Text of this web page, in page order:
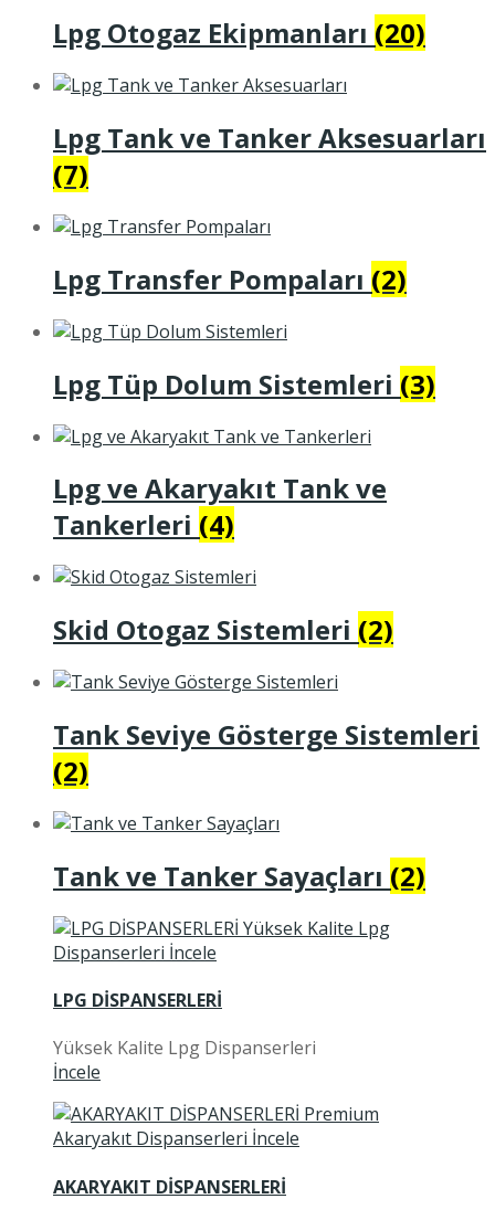
Lpg Otogaz Ekipmanları (20)
Lpg Tank ve Tanker Aksesuarları
(7)
Lpg Transfer Pompaları (2)
Lpg Tüp Dolum Sistemleri (3)
Lpg ve Akaryakıt Tank ve
Tankerleri (4)
Skid Otogaz Sistemleri (2)
Tank Seviye Gösterge Sistemleri
(2)
Tank ve Tanker Sayaçları (2)
LPG DİSPANSERLERİ
Yüksek Kalite Lpg Dispanserleri
İncele
AKARYAKIT DİSPANSERLERİ